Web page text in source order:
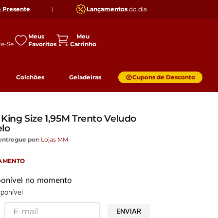
Presente | Lançamentosdo dia
Meus
Favoritos
Colchões Geladeiras Cupons de Desconto
Size 1,95M Trento Veludo
por: Lojas MM
no momento
ENVIAR